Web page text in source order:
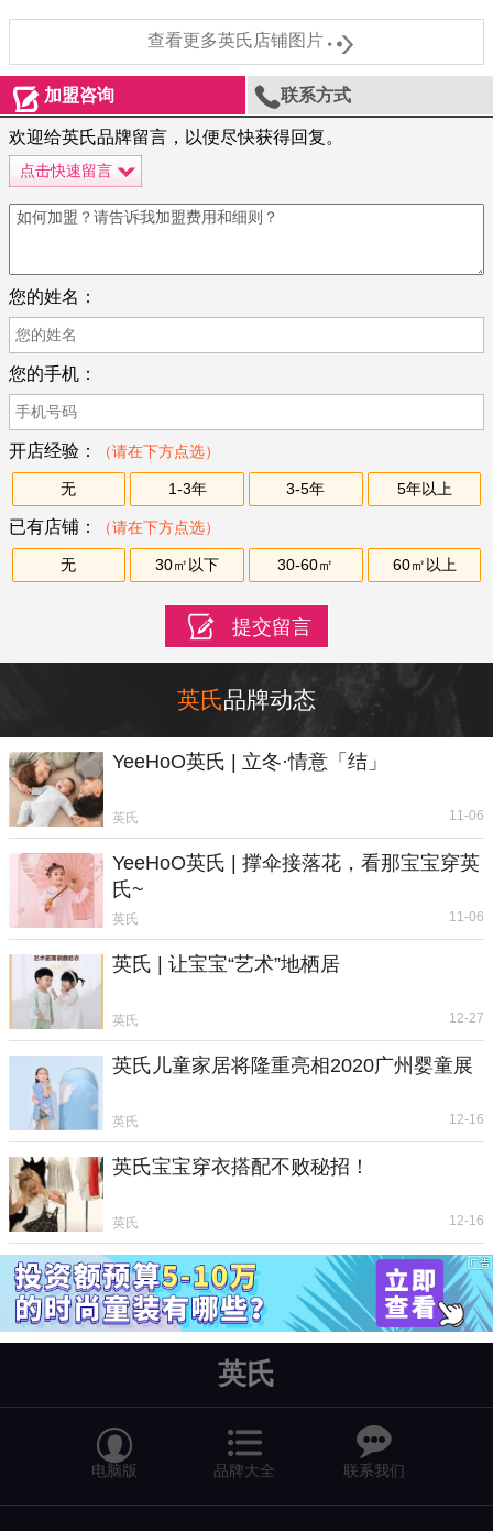
查看更多英氏店铺图片
加盟咨询 联系方式
欢迎给英氏品牌留言，以便尽快获得回复。
点击快速留言
您的姓名：
您的手机：
开店经验： （请在下方点选）
无 1-3年 3-5年 5年以上
已有店铺： （请在下方点选）
无 30㎡以下 30-60㎡ 60㎡以上
英氏品牌动态
YeeHoO英氏 | 立冬·情意「结」
英氏 11-06
YeeHoO英氏 | 撑伞接落花，看那宝宝穿英
氏~
英氏 11-06
英氏 | 让宝宝“艺术”地栖居
英氏 12-27
英氏儿童家居将隆重亮相2020广州婴童展
英氏 12-16
英氏宝宝穿衣搭配不败秘招！
英氏 12-16
英氏

电脑版 品牌大全

联系我们